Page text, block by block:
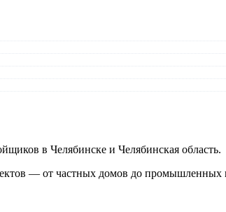
в Челябинске и Челябинская область.
— от частных домов до промышленных